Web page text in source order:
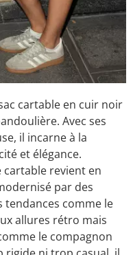
cartable en cuir noir
Avec ses
il incarne à la
et élégance.
revient en
par des
comme le
allures rétro mais
le compagnon